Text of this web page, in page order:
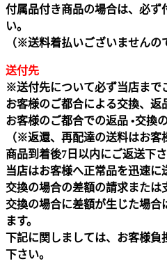
付属品付き商品の場合は、必ず
い。
（※送料着払いございませんの
送付先
※送付先について必ず当店まで
お客様のご都合による交換、返
お客様のご都合での返品 •交換の
（※返還、再配達の送料はお客
商品到着後7日以内にご返送下さ
当店はお客様へ正常品を迅速に
交換の場合の差額の請求または
交換の場合に差額が生じた場合
ます。
下記に関しましては、お客様負
下さい。